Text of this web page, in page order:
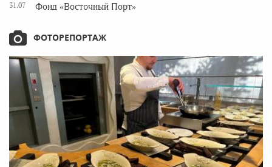
31.07
Фонд «Восточный Порт»
ФОТОРЕПОРТАЖ